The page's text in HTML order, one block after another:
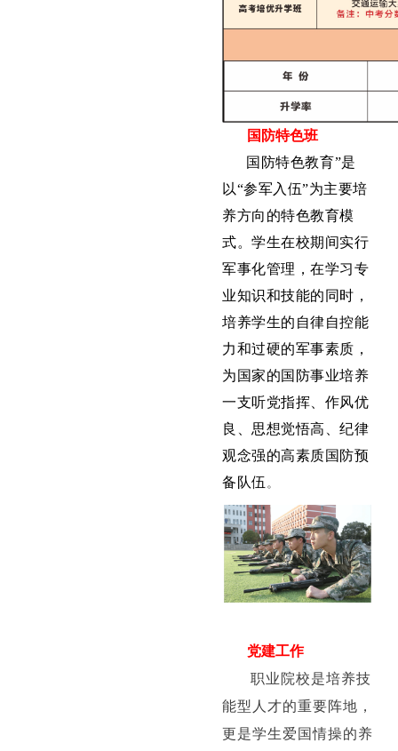
国防特色班
国防特色教育”是
以“参军入伍”为主要培
养方向的特色教育模
式。学生在校期间实行
军事化管理，在学习专
业知识和技能的同时，
培养学生的自律自控能
力和过硬的军事素质，
为国家的国防事业培养
一支听党指挥、作风优
良、思想觉悟高、纪律
观念强的高素质国防预
备队伍 。
党建工作
职业院校是培养技
能型人才的重要阵地，
更是学生爱国情操的养